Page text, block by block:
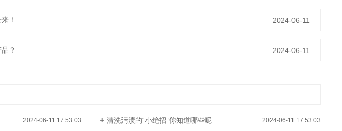
！ 2024-06-11
？ 2024-06-11
2024-06-11 17:53:03 清洗污渍的“小绝招”你知道哪些呢 2024-06-11 17:53:03